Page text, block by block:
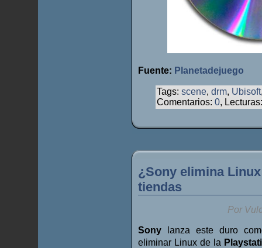
Fuente: Planetadejuego
Tags: scene, drm, Ubisoft
Comentarios: 0,
¿Sony elimina
tiendas
Por
Sony
lanza este duro
eliminar Linux de la